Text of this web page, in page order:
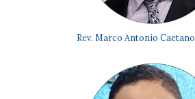
Rev. Marco Antonio Caetano